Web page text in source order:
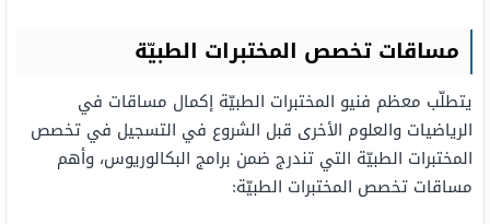
مساقات تخصص المختبرات الطبيّة
يتطلّب معظم فنيو المختبرات الطبيّة إكمال مساقات في
الرياضيات والعلوم الأخرى قبل الشروع في التسجيل في تخصص
المختبرات الطبيّة التي تندرج ضمن برامج البكالوريوس، وأهم
مساقات تخصص المختبرات الطبيّة: